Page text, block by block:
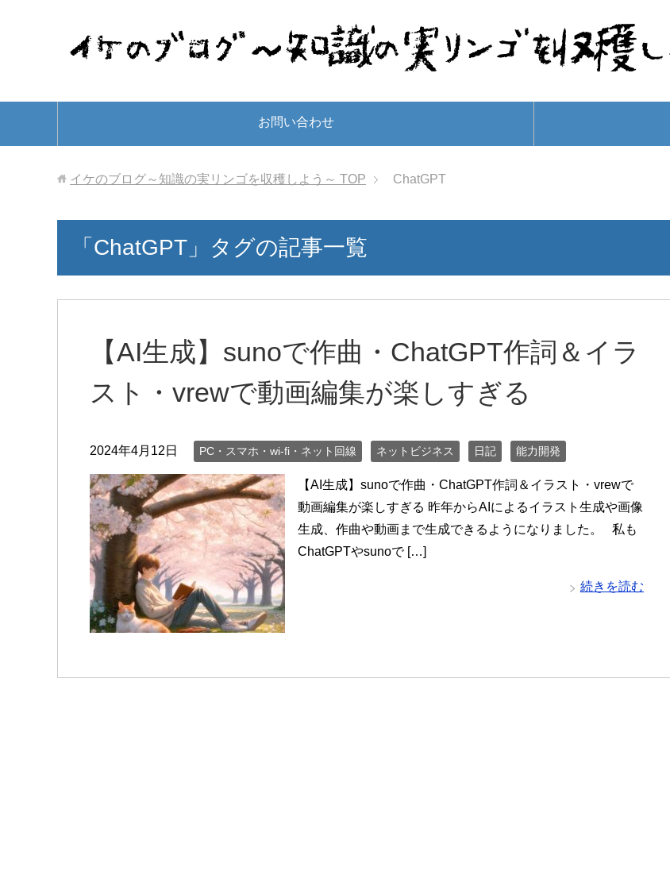
お問い合わせ
イケのブログ～知識の実リンゴを収穫しよう～ TOP ChatGPT
「ChatGPT」タグの記事一覧
【AI生成】sunoで作曲・ChatGPT作詞＆イラ
スト・vrewで動画編集が楽しすぎる
2024年4月12日 PC・スマホ・wi-fi・ネット回線 ネットビジネス 日記 能力開発
【AI生成】sunoで作曲・ChatGPT作詞＆イラスト・vrewで
動画編集が楽しすぎる 昨年からAIによるイラスト生成や画像
生成、作曲や動画まで生成できるようになりました。 私も
ChatGPTやsunoで […]
続きを読む